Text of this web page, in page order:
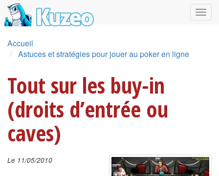
Accueil
Astuces et stratégies pour jouer au poker en ligne
Tout sur les buy-in
(droits d’entrée ou
caves)
Le 11/05/2010